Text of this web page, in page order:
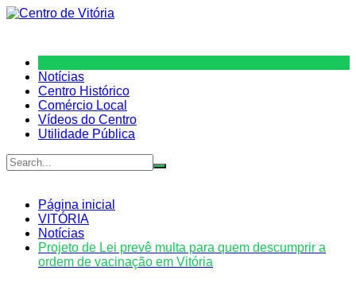
Ir
conteúdo
Notícias
Centro Histórico
Comércio Local
Vídeos do Centro
Utilidade Pública
Página inicial
VITÓRIA
Notícias
Projeto de Lei prevê multa para quem descumprir a
ordem de vacinação em Vitória